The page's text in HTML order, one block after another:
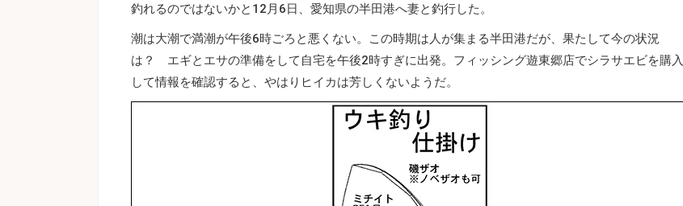
釣れるのではないかと12月6日、愛知県の半田港へ妻と釣行した。
潮は大潮で満潮が午後6時ごろと悪くない。この時期は人が集まる半田港だが、果たして今の状況
は？ エギとエサの準備をして自宅を午後2時すぎに出発。フィッシング遊東郷店でシラサエビを購入
して情報を確認すると、やはりヒイカは芳しくないようだ。